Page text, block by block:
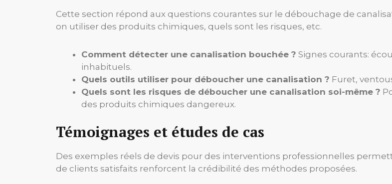
Cette section répond aux questions courantes sur le débouchage de
on utiliser des produits chimiques, quels sont les risques, etc.
Comment détecter une canalisation bouchée ? Signes courants:
inhabituels.
Quels outils utiliser pour déboucher une canalisation ? Furet,
Quels sont les risques de déboucher une canalisation soi-même ?
des produits chimiques dangereux.
Témoignages et études de cas
Des exemples réels de devis pour des interventions professionnelles
de clients satisfaits renforcent la crédibilité des méthodes proposées.